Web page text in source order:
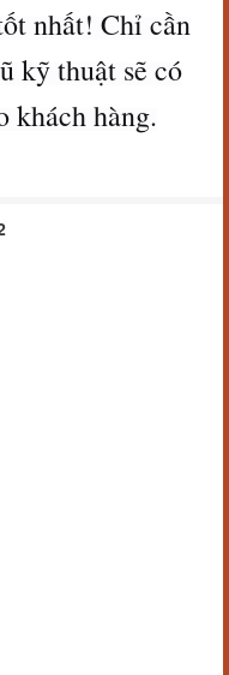
nhất! Chỉ cần
kỹ thuật sẽ có
khách hàng.